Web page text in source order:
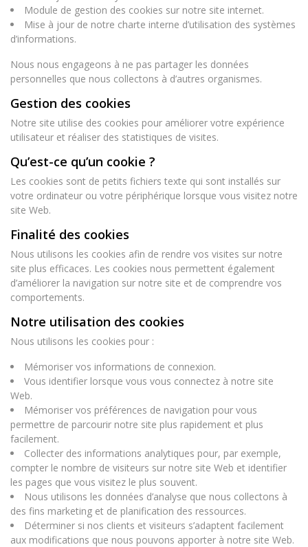
Module de gestion des cookies sur notre site internet.
Mise à jour de notre charte interne d’utilisation des systèmes
d’informations.
Nous nous engageons à ne pas partager les données
personnelles que nous collectons à d’autres organismes.
Gestion des cookies
Notre site utilise des cookies pour améliorer votre expérience
utilisateur et réaliser des statistiques de visites.
Qu’est-ce qu’un cookie ?
Les cookies sont de petits fichiers texte qui sont installés sur
votre ordinateur ou votre périphérique lorsque vous visitez notre
site Web.
Finalité des cookies
Nous utilisons les cookies afin de rendre vos visites sur notre
site plus efficaces. Les cookies nous permettent également
d’améliorer la navigation sur notre site et de comprendre vos
comportements.
Notre utilisation des cookies
Nous utilisons les cookies pour :
Mémoriser vos informations de connexion.
Vous identifier lorsque vous vous connectez à notre site
Web.
Mémoriser vos préférences de navigation pour vous
permettre de parcourir notre site plus rapidement et plus
facilement.
Collecter des informations analytiques pour, par exemple,
compter le nombre de visiteurs sur notre site Web et identifier
les pages que vous visitez le plus souvent.
Nous utilisons les données d’analyse que nous collectons à
des fins marketing et de planification des ressources.
Déterminer si nos clients et visiteurs s’adaptent facilement
aux modifications que nous pouvons apporter à notre site Web.